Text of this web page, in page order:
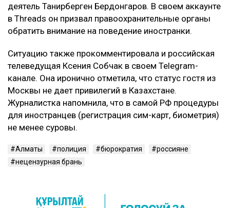
деятель Танирберген Бердонгаров. В своем аккаунте
в Threads он призвал правоохранительные органы
обратить внимание на поведение иностранки.
Ситуацию также прокомментировала и российская
телеведущая Ксения Собчак в своем Telegram-
канале. Она иронично отметила, что статус гостя из
Москвы не дает привилегий в Казахстане.
Журналистка напомнила, что в самой РФ процедуры
для иностранцев (регистрация сим-карт, биометрия)
не менее суровы.
Алматы полиция бюрократия
россияне
нецензурная брань